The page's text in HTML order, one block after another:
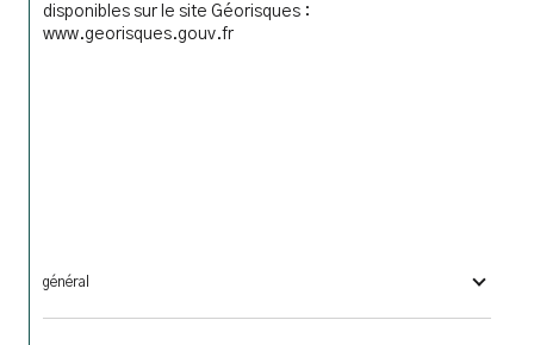
disponibles sur le site Géorisques :
www.georisques.gouv.fr
général